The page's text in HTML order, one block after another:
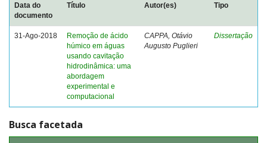
Data do
documento
Título Autor(es) Tipo
31-Ago-2018
Remoção de ácido
húmico em águas
usando cavitação
hidrodinâmica: uma
abordagem
experimental e
computacional
CAPPA, Otávio
Augusto Puglieri
Dissertação
Busca facetada